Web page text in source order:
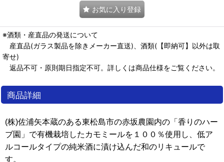
お気に入り登録
※酒類・産直品の発送について
産直品(ガラス製品を除きメーカー直送)、酒類(【即納可】以外は取
寄せ)
返品不可・原則期日指定不可。詳しくは商品仕様をご覧ください。
商品詳細
(株)佐浦矢本蔵のある東松島市の赤坂農園内の「香りのハー
ブ園」で有機栽培したカモミールを１００％使用し、低ア
ルコールタイプの純米酒に漬け込んだ和のリキュールで
す。